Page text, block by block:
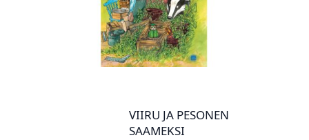
VIIRU JA PESONEN
SAAMEKSI